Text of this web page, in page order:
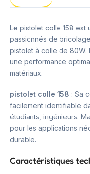
Le pistolet colle 158 est
passionnés de
pistolet à colle de 80W.
une performance
matériaux.
pistolet colle 158 : Sa
facilement identifiable
étudiants, ingénieurs.
pour les applications
durable.
Caractéristiques